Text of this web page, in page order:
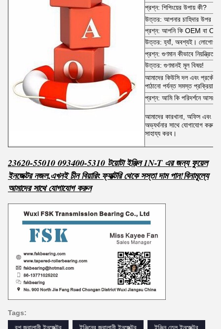
প্রশ্ন: শিপিংয়ের উপায় কী?
উত্তর: আপনার চাহিদার উপর
প্রশ্ন: আপনি কি OEM বা
উত্তর: হ্যাঁ, অবশ্যই। লোগোও
প্রশ্ন: গুণমান কীভাবে নিয়ন্ত্রিত
উত্তর: গুণমানই মূল বিষয়!
আমাদের কিউসি দল এবং
পাঠানো পর্যন্ত সমস্ত প্রক্রিয়া
প্রশ্ন: আমি কি পরিদর্শনে আসতে
আমাদের কারখানা, অফিস এবং
অভ্যর্থনার সাথে যোগাযোগ করুন
সাহায্য করব।
23620-55010 093400-5310 টয়োটা ইঞ্জিন 1N-T এর জন্য ফুয়েল
ইনজেক্টর নজল,এখনই চীন বিয়ারিং ফ্যাক্টরি থেকে সস্তা দাম পান!বিনামূল্যে
আমাদের সাথে যোগাযোগ করুন
Tags: